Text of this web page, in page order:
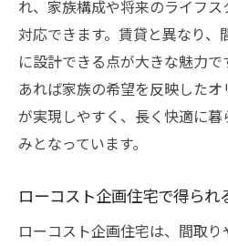
れ、家族構成や将来のライフ
対応できます。賃貸と異なり
に設計できる点が大きな魅力
あれば家族の希望を反映した
が実現しやすく、長く快適に
みとなっています。
ローコスト企画住宅で得られ
ローコスト企画住宅は、間取